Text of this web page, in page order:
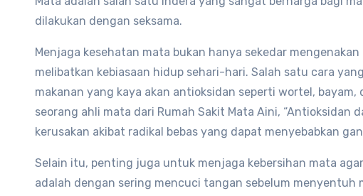
dilakukan dengan seksama.
Menjaga kesehatan mata bukan hanya sekedar
melibatkan kebiasaan hidup sehari-hari. Salah satu cara
makanan yang kaya akan antioksidan seperti wortel, bayam,
seorang ahli mata dari Rumah Sakit Mata Aini, “Antioksidan
kerusakan akibat radikal bebas yang dapat menyebabkan
Selain itu, penting juga untuk menjaga kebersihan mata
adalah dengan sering mencuci tangan sebelum menyentuh